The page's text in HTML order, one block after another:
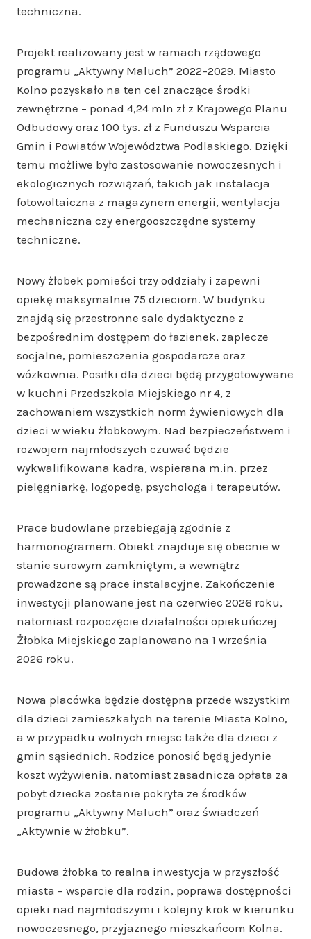
techniczna.
Projekt realizowany jest w ramach rządowego
programu „Aktywny Maluch” 2022–2029. Miasto
Kolno pozyskało na ten cel znaczące środki
zewnętrzne – ponad 4,24 mln zł z Krajowego Planu
Odbudowy oraz 100 tys. zł z Funduszu Wsparcia
Gmin i Powiatów Województwa Podlaskiego. Dzięki
temu możliwe było zastosowanie nowoczesnych i
ekologicznych rozwiązań, takich jak instalacja
fotowoltaiczna z magazynem energii, wentylacja
mechaniczna czy energooszczędne systemy
techniczne.
Nowy żłobek pomieści trzy oddziały i zapewni
opiekę maksymalnie 75 dzieciom. W budynku
znajdą się przestronne sale dydaktyczne z
bezpośrednim dostępem do łazienek, zaplecze
socjalne, pomieszczenia gospodarcze oraz
wózkownia. Posiłki dla dzieci będą przygotowywane
w kuchni Przedszkola Miejskiego nr 4, z
zachowaniem wszystkich norm żywieniowych dla
dzieci w wieku żłobkowym. Nad bezpieczeństwem i
rozwojem najmłodszych czuwać będzie
wykwalifikowana kadra, wspierana m.in. przez
pielęgniarkę, logopedę, psychologa i terapeutów.
Prace budowlane przebiegają zgodnie z
harmonogramem. Obiekt znajduje się obecnie w
stanie surowym zamkniętym, a wewnątrz
prowadzone są prace instalacyjne. Zakończenie
inwestycji planowane jest na czerwiec 2026 roku,
natomiast rozpoczęcie działalności opiekuńczej
Żłobka Miejskiego zaplanowano na 1 września
2026 roku.
Nowa placówka będzie dostępna przede wszystkim
dla dzieci zamieszkałych na terenie Miasta Kolno,
a w przypadku wolnych miejsc także dla dzieci z
gmin sąsiednich. Rodzice ponosić będą jedynie
koszt wyżywienia, natomiast zasadnicza opłata za
pobyt dziecka zostanie pokryta ze środków
programu „Aktywny Maluch” oraz świadczeń
„Aktywnie w żłobku”.
Budowa żłobka to realna inwestycja w przyszłość
miasta – wsparcie dla rodzin, poprawa dostępności
opieki nad najmłodszymi i kolejny krok w kierunku
nowoczesnego, przyjaznego mieszkańcom Kolna.